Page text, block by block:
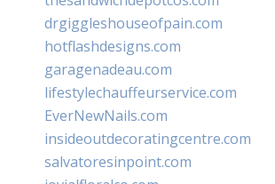
drgiggleshouseofpain.com
hotflashdesigns.com
garagenadeau.com
lifestylechauffeurservice.com
EverNewNails.com
insideoutdecoratingcentre.com
salvatoresinpoint.com